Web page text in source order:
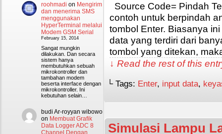
roohmadi on Mengirim
dan menerima SMS
menggunakan
HyperTerminal melalui
Modem GSM Serial
February 15, 2014
Sangat mungkin
dilakukan. Dan secara
sistem hanya
membutuhkan sebuah
mikrokontroller dan
tambahan modem
beserta interface dengan
mikrokontroller. Ini
kebutuhan selain…
budi Ar-royyan wibowo
on Membuat Grafik
Data Logger ADC 8
Channel Dengan
Source Code= Pindah
contoh untuk berpindah
tombol Enter. Biasanya
data yang terdiri dari
tombol yang ditekan,
↓ Read the rest of this
└ Tags: Enter, input data,
Simulasi Lampu